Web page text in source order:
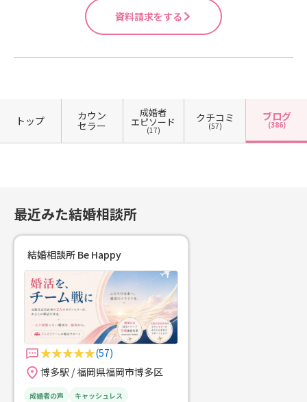
資料請求をする
トップ カウン
セラー
成婚者
エピソード
(17)
クチコミ
(57)
ブログ
(386)
最近みた結婚相談所
結婚相談所 Be Happy
(57)
博多駅 / 福岡県福岡市博多区
成婚者の声
キャッシュレス